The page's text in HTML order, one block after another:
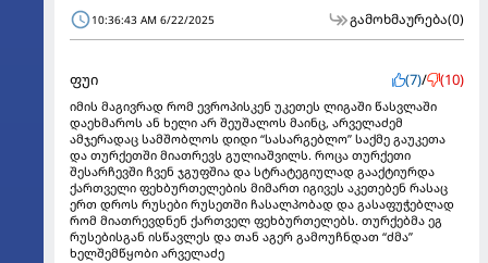
10:36:43 AM 6/22/2025 გამოხმაურება(0)
ფუი (7)/ (10)
იმის მაგივრად რომ ევროპისკენ უკეთეს ლიგაში წასვლაში
დაეხმაროს ან ხელი არ შეუშალოს მაინც, არველაძემ
ამჯერადაც სამშობლოს დიდი “სასარგებლო” საქმე გაუკეთა
და თურქეთში მიათრევს გულიაშვილს. როცა თურქეთი
შესარჩევში ჩვენ ჯგუფშია და სტრატეგიულად გააქტიურდა
ქართველი ფეხბურთელების მიმართ იგივეს აკეთებენ რასაც
ერთ დროს რუსები რუსეთში ჩასალპობად და გასაფუჭებლად
რომ მიათრევდნენ ქართველ ფეხბურთელებს. თურქებმა ეგ
რუსებისგან ისწავლეს და თან აგერ გამოუჩნდათ “ძმა”
ხელშემწყობი არველაძე